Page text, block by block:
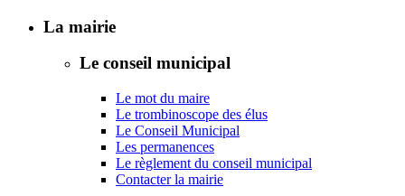
La mairie
Le conseil municipal
Le mot du maire
Le trombinoscope des élus
Le Conseil Municipal
Les permanences
Le règlement du conseil municipal
Contacter la mairie